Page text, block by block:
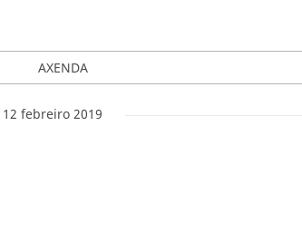
AXENDA
12 febreiro 2019